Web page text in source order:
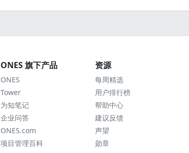
ONES 旗下产品
ONES
Tower
为知笔记
企业问答
ONES.com
项目管理百科
资源
每周精选
用户排行榜
帮助中心
建议反馈
声望
勋章